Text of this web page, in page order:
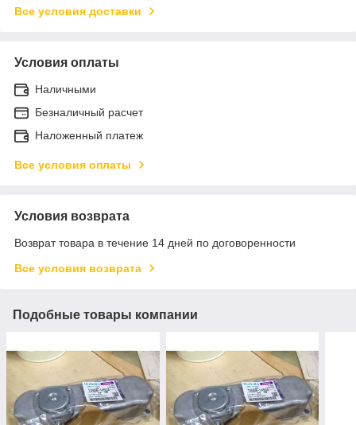
Все условия доставки
Условия оплаты
Наличными
Безналичный расчет
Наложенный платеж
Все условия оплаты
Условия возврата
Возврат товара в течение 14 дней по договоренности
Все условия возврата
Подобные товары компании